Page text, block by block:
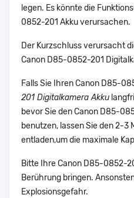
legen. Es könnte die
0852-201 Akku verursachen.
Der Kurzschluss verursacht
Canon D85-0852-201
Falls Sie Ihren Canon D85-
201 Digitalkamera Akku
bevor Sie den Canon D85-
benutzen, lassen Sie den 2-3
entladen,um die maximale
Bitte Ihre Canon D85-0852-
Berührung bringen.
Explosionsgefahr.